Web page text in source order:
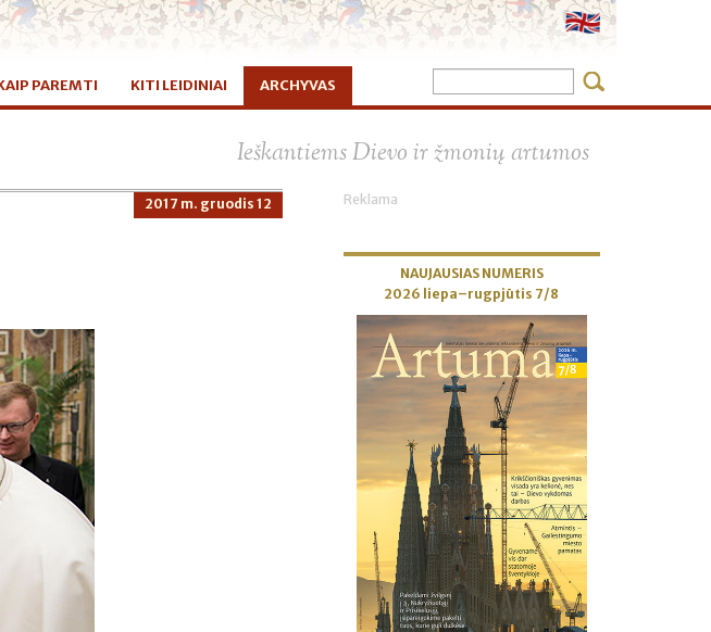
PAREMTI KITI LEIDINIAI ARCHYVAS
Ieškantiems Dievo ir žmonių artumos
2017 m. gruodis 12 Reklama
NAUJAUSIAS NUMERIS
2026 liepa–rugpjūtis 7/8